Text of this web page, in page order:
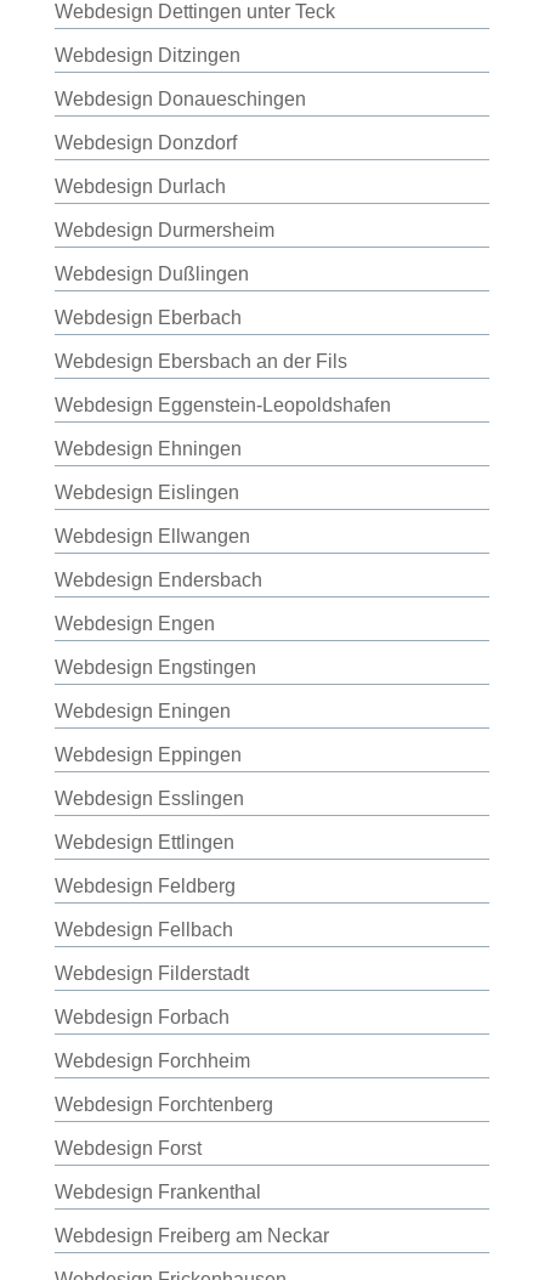
Webdesign Dettingen unter Teck
Webdesign Ditzingen
Webdesign Donaueschingen
Webdesign Donzdorf
Webdesign Durlach
Webdesign Durmersheim
Webdesign Dußlingen
Webdesign Eberbach
Webdesign Ebersbach an der Fils
Webdesign Eggenstein-Leopoldshafen
Webdesign Ehningen
Webdesign Eislingen
Webdesign Ellwangen
Webdesign Endersbach
Webdesign Engen
Webdesign Engstingen
Webdesign Eningen
Webdesign Eppingen
Webdesign Esslingen
Webdesign Ettlingen
Webdesign Feldberg
Webdesign Fellbach
Webdesign Filderstadt
Webdesign Forbach
Webdesign Forchheim
Webdesign Forchtenberg
Webdesign Forst
Webdesign Frankenthal
Webdesign Freiberg am Neckar